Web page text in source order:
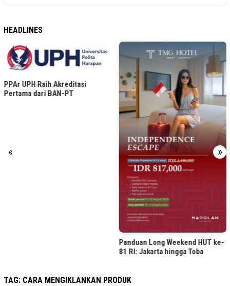
HEADLINES
« »
PPAr UPH Raih Akreditasi
Pertama dari BAN-PT
Panduan Long Weekend HUT ke-
81 RI: Jakarta hingga Toba
TAG: CARA MENGIKLANKAN PRODUK